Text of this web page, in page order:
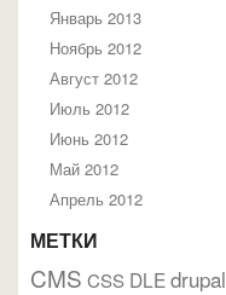
Январь 2013
Ноябрь 2012
Август 2012
Июль 2012
Июнь 2012
Май 2012
Апрель 2012
МЕТКИ
CMS CSS DLEdrupal